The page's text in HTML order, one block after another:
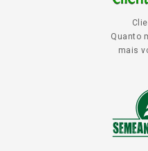
Quanto
mais